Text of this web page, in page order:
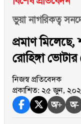
ভুয়া নাগরিকত্ব সনদে
প্রমাণ
রোহিঙ্গা ভোটার
নিজস্ব প্রতিবেদক
প্রকাশিত: ২৫ জুন,
অ+ অ-